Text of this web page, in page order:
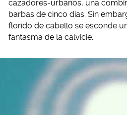
cazadores-urbanos, una
barbas de cinco días. Sin
florido de cabello se esconde
fantasma de la calvicie.